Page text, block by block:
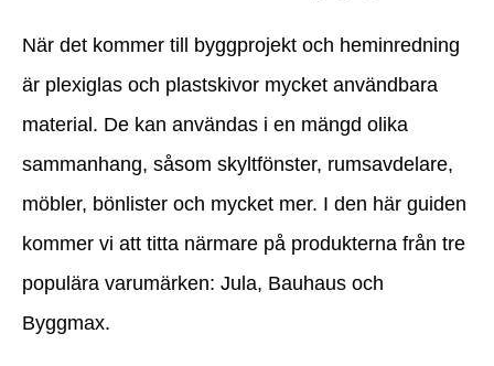
När det kommer till byggprojekt och heminredning
är plexiglas och plastskivor mycket användbara
material. De kan användas i en mängd olika
sammanhang, såsom skyltfönster, rumsavdelare,
möbler, bönlister och mycket mer. I den här guiden
kommer vi att titta närmare på produkterna från tre
populära varumärken: Jula, Bauhaus och
Byggmax.